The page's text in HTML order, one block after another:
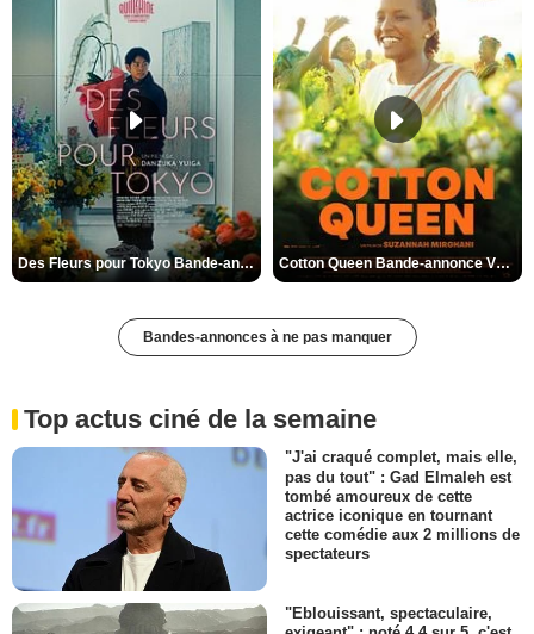
Des Fleurs pour Tokyo Bande-annonce VO STFR Cotton Queen Bande-annonce VO STFR
Bandes-annonces à ne pas manquer
Top actus ciné de la semaine
"J'ai craqué complet, mais elle,
pas du tout" : Gad Elmaleh est
tombé amoureux de cette
actrice iconique en tournant
cette comédie aux 2 millions de
spectateurs
"Eblouissant, spectaculaire,